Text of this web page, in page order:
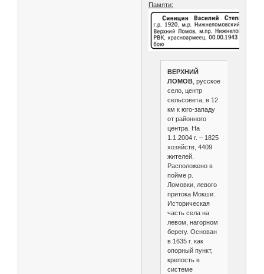
Памяти:
ВЕРХНИЙ
ЛОМОВ, русское
село, центр
сельсовета, в 12
км к юго-западу
от районного
центра. На
1.1.2004 г. – 1825
хозяйств, 4409
жителей.
Расположено в
пойме р.
Ломовки, левого
притока Мокши.
Историческая
часть села на
левом, нагорном
берегу. Основан
в 1635 г. как
опорный пункт,
крепость в
системе